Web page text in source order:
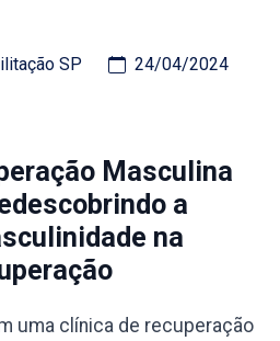
SP 24/04/2024
Masculina
a
na
uma clínica de recuperação